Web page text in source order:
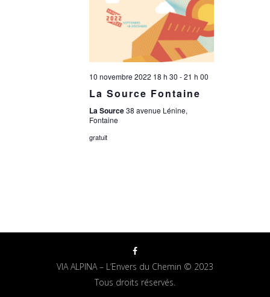
10 novembre 2022 18 h 30 -21 h 00
La Source Fontaine
La Source38 avenue Lénine,
Fontaine
gratuit
VIA ALPINA – L’Envers du Chemin © 2023
Tous droits réservés.